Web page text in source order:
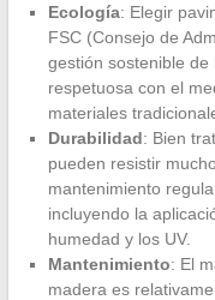
Ecología: Elegir
FSC (Consejo de
gestión sostenible
respetuosa con el
materiales
Durabilidad: Bien
pueden resistir
mantenimiento
incluyendo la
humedad y los UV.
Mantenimiento: El
madera es